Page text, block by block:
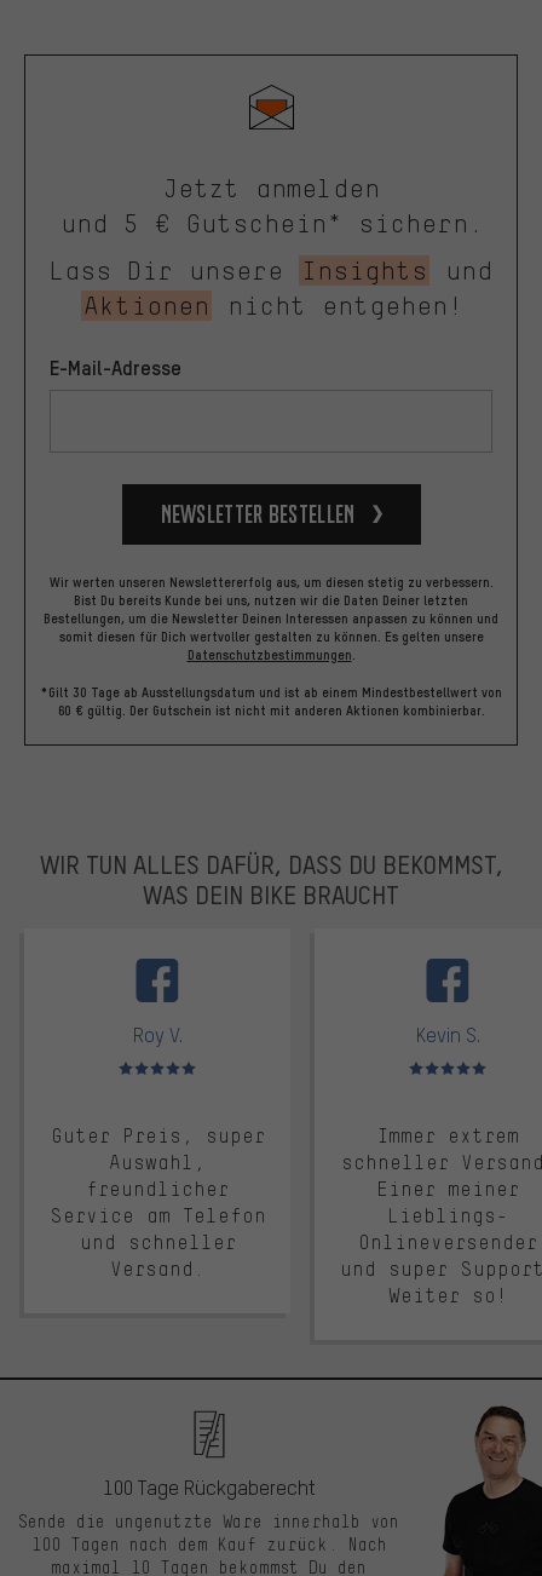
Jetzt anmelden
und 5 € Gutschein* sichern.
Lass Dir unsere
Insights
und
Aktionen
nicht entgehen!
E-Mail-Adresse
Newsletter bestellen
Wir werten unseren Newslettererfolg aus, um diesen stetig zu verbessern.
Bist Du bereits Kunde bei uns, nutzen wir die Daten Deiner letzten
Bestellungen, um die Newsletter Deinen Interessen anpassen zu können und
somit diesen für Dich wertvoller gestalten zu können. Es gelten unsere
Datenschutzbestimmungen.
*Gilt 30 Tage ab Ausstellungsdatum und ist ab einem Mindestbestellwert von
60 € gültig. Der Gutschein ist nicht mit anderen Aktionen kombinierbar.
WIR TUN ALLES DAFÜR, DASS DU BEKOMMST,
WAS DEIN BIKE BRAUCHT
Roy V.
Bewertungen: 5 von 5
Guter Preis, super
Auswahl,
freundlicher
Service am Telefon
und schneller
Versand.
Kevin S.
Bewertungen: 5 von 5
Immer extrem
schneller
Einer meiner
Lieblings-
Onlineversender
und super
Weiter so!
100 Tage Rückgaberecht
Sende die ungenutzte Ware innerhalb von
100 Tagen nach dem Kauf zurück. Nach
maximal 10 Tagen bekommst Du den